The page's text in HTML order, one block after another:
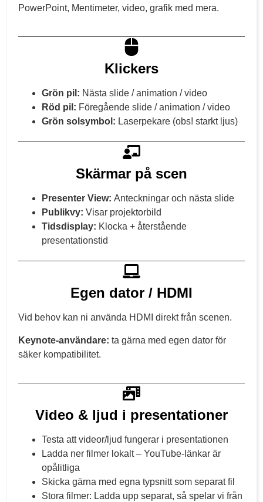
PowerPoint, Mentimeter, video, grafik med mera.
Klickers
Grön pil: Nästa slide / animation / video
Röd pil: Föregående slide / animation / video
Grön solsymbol: Laserpekare (obs! starkt ljus)
Skärmar på scen
Presenter View: Anteckningar och nästa slide
Publikvy: Visar projektorbild
Tidsdisplay: Klocka + återstående
presentationstid
Egen dator / HDMI
Vid behov kan ni använda HDMI direkt från scenen.
Keynote-användare: ta gärna med egen dator för
säker kompatibilitet.
Video & ljud i presentationer
Testa att videor/ljud fungerar i presentationen
Ladda ner filmer lokalt – YouTube-länkar är
opålitliga
Skicka gärna med egna typsnitt som separat fil
Stora filmer: Ladda upp separat, så spelar vi från